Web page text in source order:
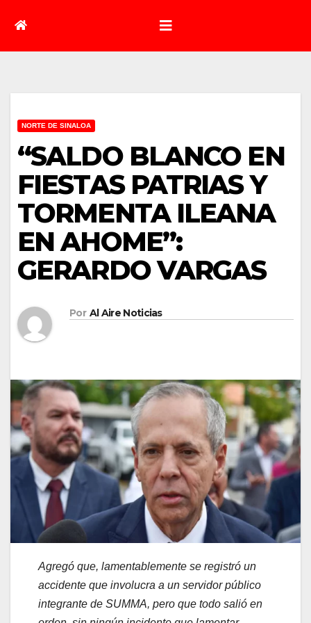
NORTE DE SINALOA
“SALDO BLANCO EN
FIESTAS PATRIAS Y
TORMENTA ILEANA
EN AHOME”:
GERARDO VARGAS
Por Al Aire Noticias
Agregó que, lamentablemente se registró un
accidente que involucra a un servidor público
integrante de SUMMA, pero que todo salió en